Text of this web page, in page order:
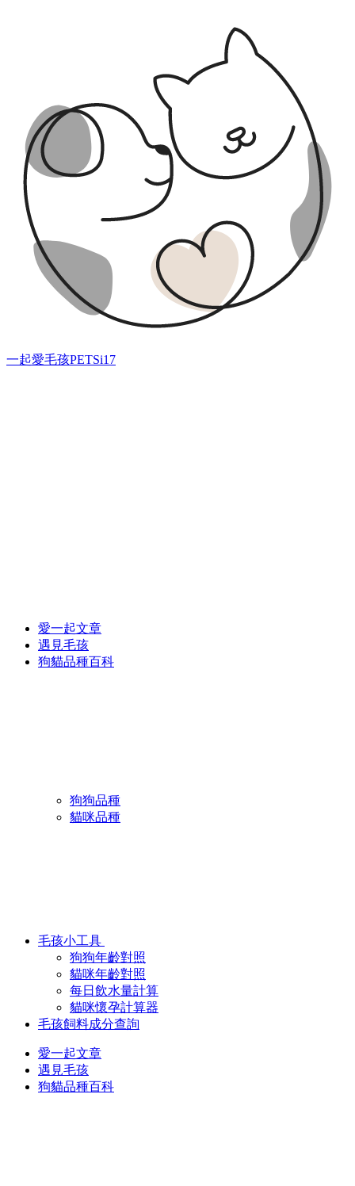
一起愛毛孩PETSi17
愛一起文章
遇見毛孩
狗貓品種百科
狗狗品種
貓咪品種
毛孩小工具
狗狗年齡對照
貓咪年齡對照
每日飲水量計算
貓咪懷孕計算器
毛孩飼料成分查詢
愛一起文章
遇見毛孩
狗貓品種百科